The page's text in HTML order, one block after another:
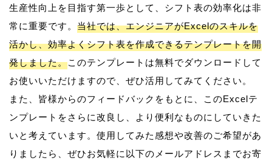
生産性向上を目指す第一歩として、シフト表の効率化は非
常に重要です。 当社では、エンジニアがExcelのスキルを
活かし、効率よくシフト表を作成できるテンプレートを開
発しました。このテンプレートは無料でダウンロードして
お使いいただけますので、ぜひ活用してみてください。
また、皆様からのフィードバックをもとに、このExcelテ
ンプレートをさらに改良し、より便利なものにしていきた
いと考えています。使用してみた感想や改善のご希望があ
りましたら、ぜひお気軽に以下のメールアドレスまでお寄